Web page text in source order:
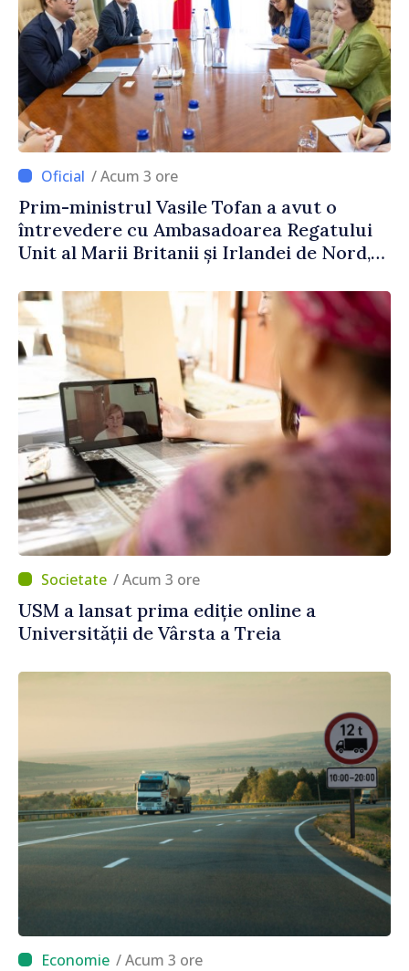
/ Acum 3 ore
Prim-ministrul Vasile Tofan a avut o
întrevedere cu Ambasadoarea Regatului
Unit al Marii Britanii și Irlandei de Nord,
/ Acum 3 ore
USM a lansat prima ediție online a
Universității de Vârsta a Treia
/ Acum 3 ore